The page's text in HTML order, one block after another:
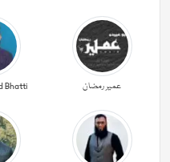
عمیر رمضان Bhatti